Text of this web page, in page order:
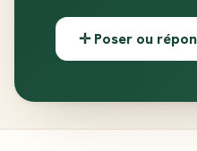
✛ Poser ou